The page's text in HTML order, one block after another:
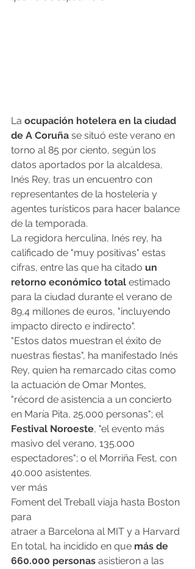
La ocupación hotelera en la ciudad
de A Coruña se situó este verano en
torno al 85 por ciento, según los
datos aportados por la alcaldesa,
Inés Rey, tras un encuentro con
representantes de la hostelería y
agentes turísticos para hacer balance
de la temporada.
La regidora herculina, Inés rey, ha
calificado de "muy positivas" estas
cifras, entre las que ha citado un
retorno económico total estimado
para la ciudad durante el verano de
89,4 millones de euros, "incluyendo
impacto directo e indirecto".
"Estos datos muestran el éxito de
nuestras fiestas", ha manifestado Inés
Rey, quien ha remarcado citas como
la actuación de Omar Montes,
"récord de asistencia a un concierto
en María Pita, 25.000 personas"; el
Festival Noroeste, "el evento más
masivo del verano, 135.000
espectadores"; o el Morriña Fest, con
40.000 asistentes.
ver más
Foment del Treball viaja hasta Boston
para
atraer a Barcelona al MIT y a Harvard
En total, ha incidido en que más de
660.000 personas asistieron a las